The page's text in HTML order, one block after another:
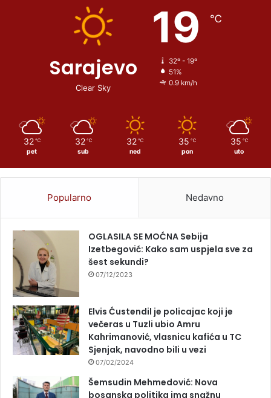
Sarajevo
Clear Sky
19 ℃
32º - 19º
51%
0.9 km/h
32 ℃
pet
32 ℃
sub
32 ℃
ned
35 ℃
pon
35 ℃
uto
Popularno Nedavno
OGLASILA SE MOĆNA Sebija
Izetbegović: Kako sam uspjela sve za
šest sekundi?
07/12/2023
Elvis Ćustendil je policajac koji je
večeras u Tuzli ubio Amru
Kahrimanović, vlasnicu kafića u TC
Sjenjak, navodno bili u vezi
07/02/2024
Šemsudin Mehmedović: Nova
bosanska politika ima snažnu